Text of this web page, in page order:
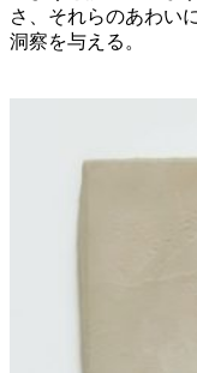
さ、それらのあわい
洞察を与える。